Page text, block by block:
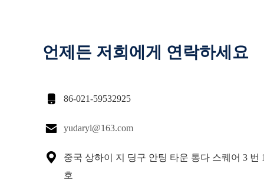
언제든 저희에게 연락하세요
 86-021-59532925
 yudaryl@163.com

중국 상하이 지 딩구 안팅 타운 통다 스퀘어 3 번
호